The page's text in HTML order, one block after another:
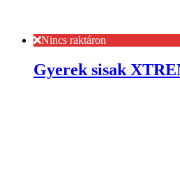
Nincs raktáron
Gyerek sisak